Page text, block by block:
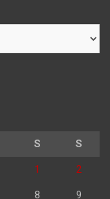
S S
1 2
8 9